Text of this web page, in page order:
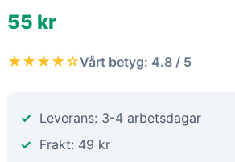
55 kr
★★★★☆Vårt betyg: 4.8 / 5
Leverans: 3-4 arbetsdagar
Frakt: 49 kr